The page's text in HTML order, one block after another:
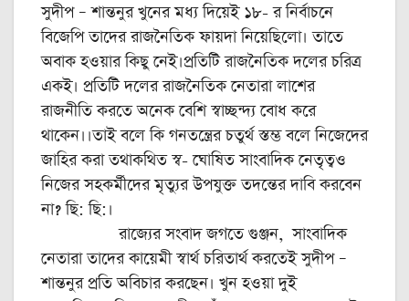
সুদীপ – শান্তনুর খুনের মধ্য দিয়েই ১৮- র নির্বাচনে
বিজেপি তাদের রাজনৈতিক ফায়দা নিয়েছিলো। তাতে
অবাক হওয়ার কিছু নেই।প্রতিটি রাজনৈতিক দলের চরিত্র
একই। প্রতিটি দলের রাজনৈতিক নেতারা লাশের
রাজনীতি করতে অনেক বেশি স্বাচ্ছন্দ্য বোধ করে
থাকেন।।তাই বলে কি গনতন্ত্রের চতুর্থ স্তম্ভ বলে নিজেদের
জাহির করা তথাকথিত স্ব- ঘোষিত সাংবাদিক নেতৃত্বও
নিজের সহকর্মীদের মৃত্যুর উপযুক্ত তদন্তের দাবি করবেন
না? ছি: ছি:।
রাজ্যের সংবাদ জগতে গুঞ্জন, সাংবাদিক
নেতারা তাদের কায়েমী স্বার্থ চরিতার্থ করতেই সুদীপ –
শান্তনুর প্রতি অবিচার করছেন। খুন হওয়া দুই